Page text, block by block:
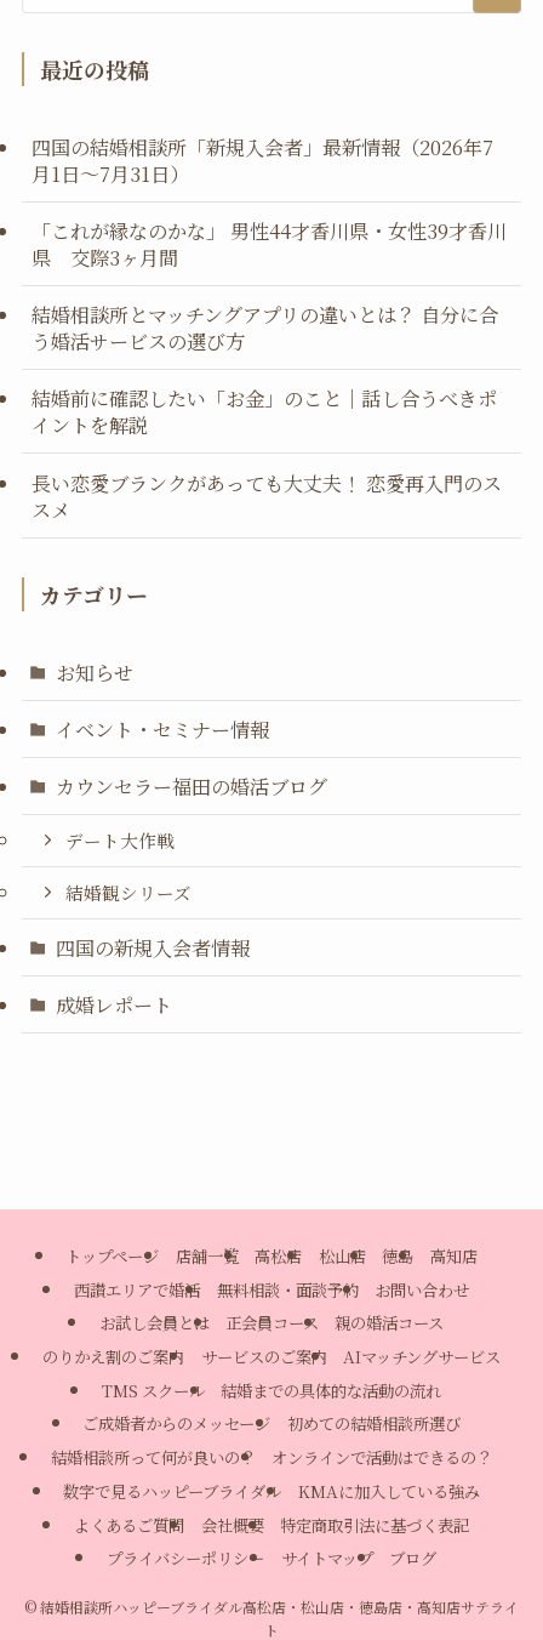
最近の投稿
四国の結婚相談所「新規入会者」最新情報（2026年7
月1日～7月31日）
「これが縁なのかな」 男性44才香川県・女性39才香川
県 交際3ヶ月間
結婚相談所とマッチングアプリの違いとは？ 自分に合
う婚活サービスの選び方
結婚前に確認したい「お金」のこと｜話し合うべきポ
イントを解説
長い恋愛ブランクがあっても大丈夫！ 恋愛再入門のス
スメ
カテゴリー
お知らせ
イベント・セミナー情報
カウンセラー福田の婚活ブログ
デート大作戦
結婚観シリーズ
四国の新規入会者情報
成婚レポート
トップページ 店舗一覧 高松店 松山店 徳島
高知店
西讃エリアで婚活
無料相談・面談予約
お問い合わせ
お試し会員とは
正会員コース
親の婚活コース
のりかえ割のご案内
サービスのご案内
AIマッチングサービス
TMS スクール
結婚までの具体的な活動の流れ
ご成婚者からのメッセージ
初めての結婚相談所選び
結婚相談所って何が良いの？
オンラインで活動はできるの？
数字で見るハッピーブライダル
KMAに加入している強み
よくあるご質問
会社概要
特定商取引法に基づく表記
プライバシーポリシー
サイトマップ ブログ
©結婚相談所ハッピーブライダル高松店・松山店・徳島店・高知店サテライ
ト